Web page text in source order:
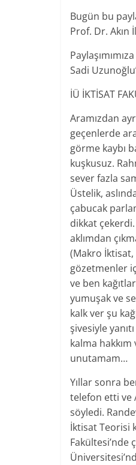
Bugün bu
Prof. Dr. Akın
Sadi
İÜ İKTİSAT
Aramızdan
geçenlerde
görme kaybı
kuşkusuz.
sever fazla
Üstelik,
çabucak
dikkat
aklımdan
(Makro İktisat,
gözetmenler
ve ben
yumuşak ve
kalk ver şu
şivesiyle
kalma hakkım
unutamam…
Yıllar sonra
telefon etti ve
söyledi.
İktisat Teorisi
Fakültesi’nde